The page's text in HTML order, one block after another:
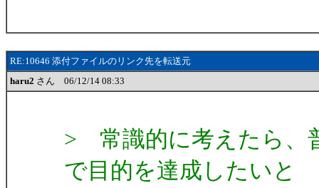
RE:10646 添付ファイルのリンク先を転送元
haru2 さん 06/12/14 08:33
> 常識的に考えたら、
で目的を達成したいと